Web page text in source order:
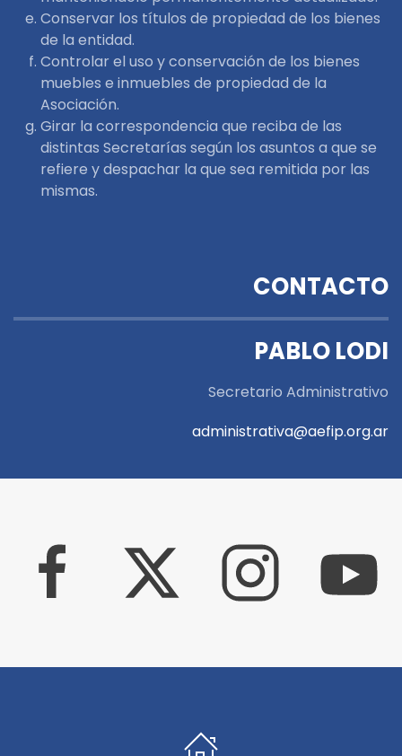
Conservar los títulos de propiedad de los bienes
de la entidad.
Controlar el uso y conservación de los bienes
muebles e inmuebles de propiedad de la
Asociación.
Girar la correspondencia que reciba de las
distintas Secretarías según los asuntos a que se
refiere y despachar la que sea remitida por las
mismas.
CONTACTO
PABLO LODI
Secretario Administrativo
administrativa@aefip.org.ar